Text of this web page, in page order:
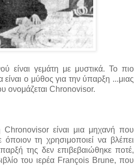
είναι γεμάτη με μυστικά. Το πιο
ο μύθος για την ύπαρξη ...μιας
ονομάζεται Chronovisor.
είναι μια μηχανή που
όποιον τη χρησιμοποιεί να βλέπει
της δεν επιβεβαιώθηκε ποτέ,
του ιερέα François Brune, που